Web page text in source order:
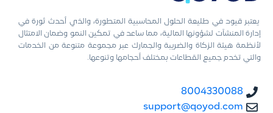
يعتبر قيود في طليعة الحلول المحاسبية المتطورة، والذي أحدث ثورة في
إدارة المنشآت لشؤونها المالية، مما ساعد في تمكين النمو وضمان الامتثال
لأنظمة هيئة الزكاة والضريبة والجمارك عبر مجموعة متنوعة من الخدمات
والتي تخدم جميع القطاعات بمختلف أحجامها وتنوعها.
8004330088
support@qoyod.com